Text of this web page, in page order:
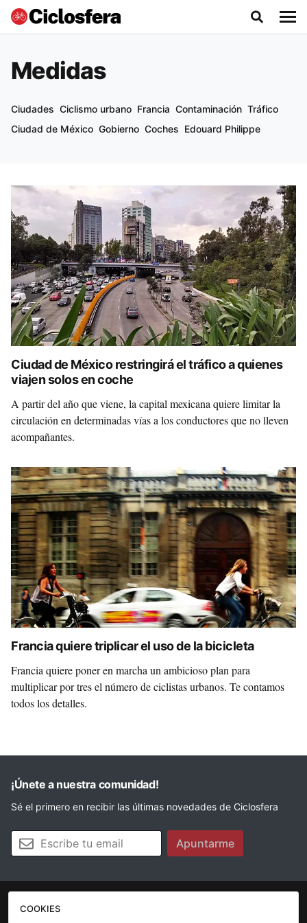
Medidas
Ciudades Ciclismo urbano Francia Contaminación Tráfico
Ciudad de México Gobierno Coches Edouard Philippe
Ciudad de México restringirá el tráfico a quienes
viajen solos en coche
A partir del año que viene, la capital mexicana quiere limitar la
circulación en determinadas vías a los conductores que no lleven
acompañantes.
Francia quiere triplicar el uso de la bicicleta
Francia quiere poner en marcha un ambicioso plan para
multiplicar por tres el número de ciclistas urbanos. Te contamos
todos los detalles.
¡Únete a nuestra comunidad!
Sé el primero en recibir las últimas novedades de Ciclosfera
Tu email Apuntarme
La revista
COOKIES